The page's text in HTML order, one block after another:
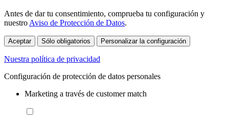
Antes de dar tu consentimiento, comprueba tu configuración y
nuestro Aviso de Protección de Datos.
Aceptar Sólo obligatorios Personalizar la configuración
Nuestra política de privacidad
Configuración de protección de datos personales
Marketing a través de customer match